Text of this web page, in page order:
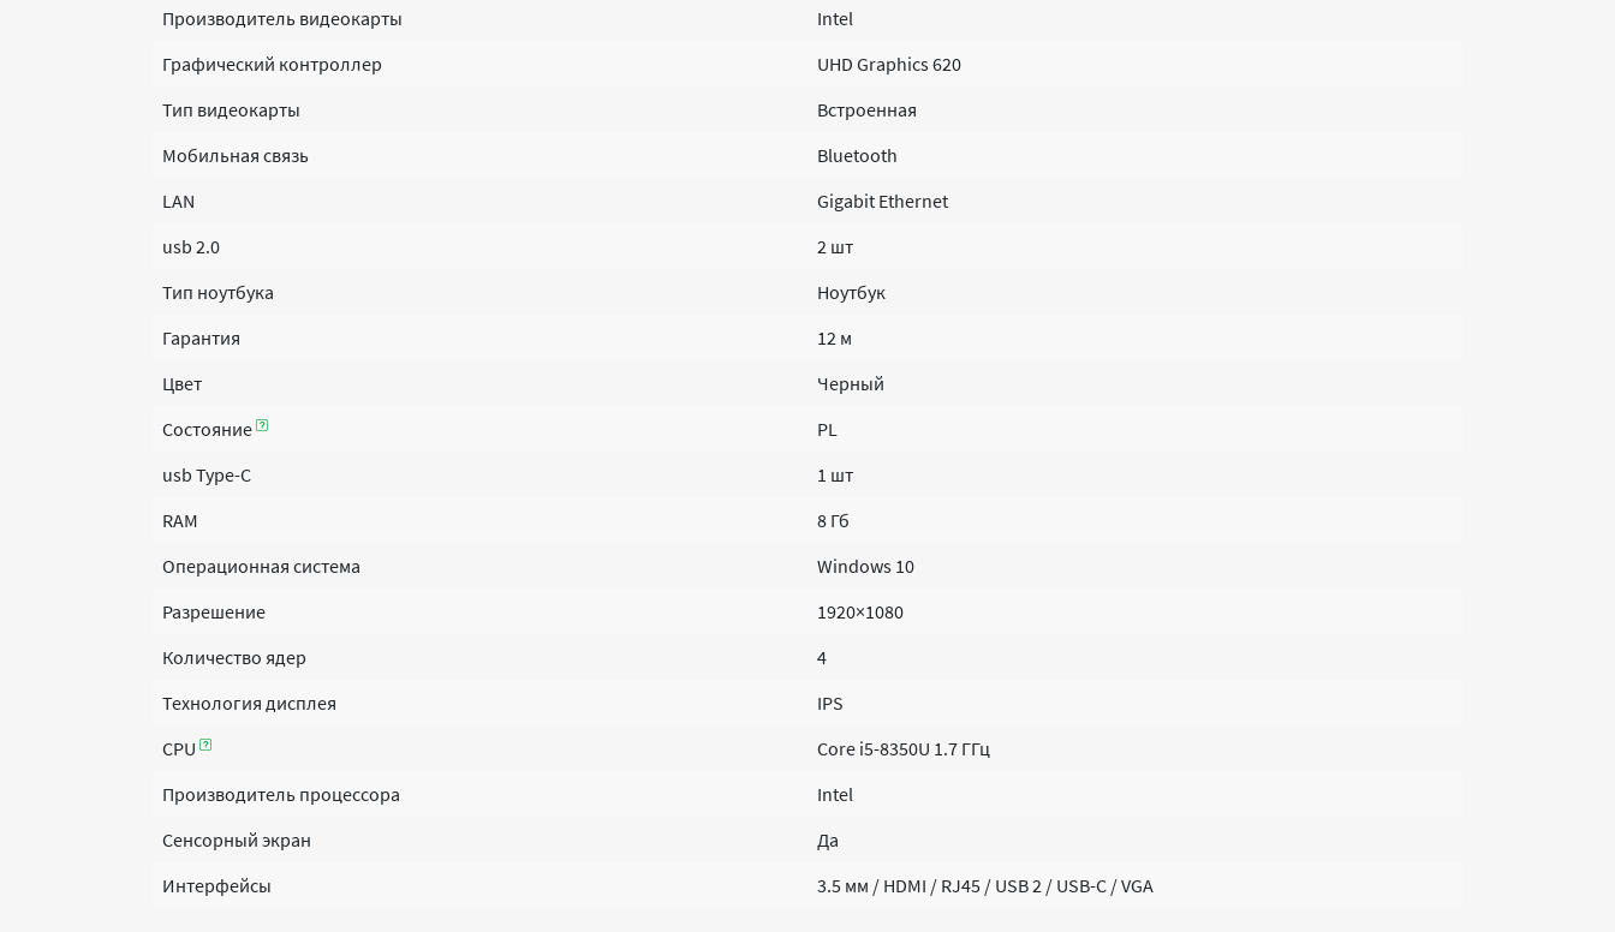
Производитель видеокарты
Intel
Графический контроллер
UHD Graphics 620
Тип видеокарты
Встроенная
Мобильная связь
Bluetooth
LAN
Gigabit Ethernet
usb 2.0
2 шт
Тип ноутбука
Ноутбук
Гарантия
12 м
Цвет
Черный
Состояние
PL
usb Type-C
1 шт
RAM
8 Гб
Операционная система
Windows 10
Разрешение
1920×1080
Количество ядер
4
Технология дисплея
IPS
CPU
Core i5-8350U 1.7 ГГц
Производитель процессора
Intel
Сенсорный экран
Да
Интерфейсы
3.5 мм / HDMI / RJ45 / USB 2 / USB-C / VGA